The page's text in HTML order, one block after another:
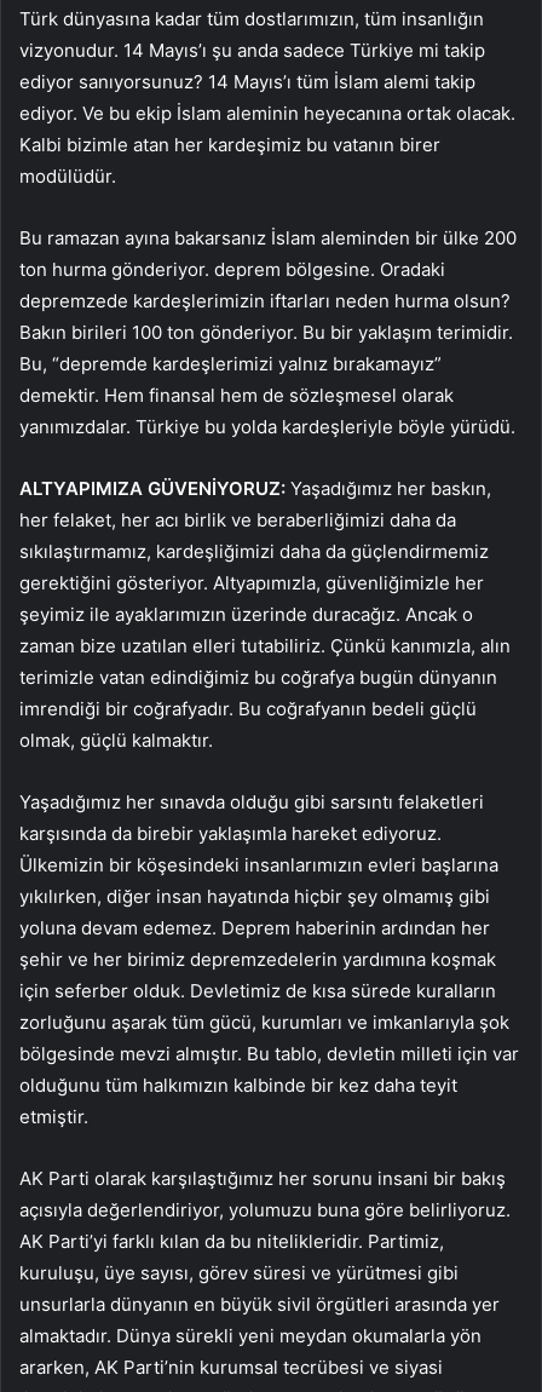
Türk dünyasına kadar tüm dostlarımızın, tüm insanlığın
vizyonudur. 14 Mayıs’ı şu anda sadece Türkiye mi takip
ediyor sanıyorsunuz? 14 Mayıs’ı tüm İslam alemi takip
ediyor. Ve bu ekip İslam aleminin heyecanına ortak olacak.
Kalbi bizimle atan her kardeşimiz bu vatanın birer
modülüdür.
Bu ramazan ayına bakarsanız İslam aleminden bir ülke 200
ton hurma gönderiyor. deprem bölgesine. Oradaki
depremzede kardeşlerimizin iftarları neden hurma olsun?
Bakın birileri 100 ton gönderiyor. Bu bir yaklaşım terimidir.
Bu, “depremde kardeşlerimizi yalnız bırakamayız”
demektir. Hem finansal hem de sözleşmesel olarak
yanımızdalar. Türkiye bu yolda kardeşleriyle böyle yürüdü.
ALTYAPIMIZA GÜVENİYORUZ: Yaşadığımız her baskın,
her felaket, her acı birlik ve beraberliğimizi daha da
sıkılaştırmamız, kardeşliğimizi daha da güçlendirmemiz
gerektiğini gösteriyor. Altyapımızla, güvenliğimizle her
şeyimiz ile ayaklarımızın üzerinde duracağız. Ancak o
zaman bize uzatılan elleri tutabiliriz. Çünkü kanımızla, alın
terimizle vatan edindiğimiz bu coğrafya bugün dünyanın
imrendiği bir coğrafyadır. Bu coğrafyanın bedeli güçlü
olmak, güçlü kalmaktır.
Yaşadığımız her sınavda olduğu gibi sarsıntı felaketleri
karşısında da birebir yaklaşımla hareket ediyoruz.
Ülkemizin bir köşesindeki insanlarımızın evleri başlarına
yıkılırken, diğer insan hayatında hiçbir şey olmamış gibi
yoluna devam edemez. Deprem haberinin ardından her
şehir ve her birimiz depremzedelerin yardımına koşmak
için seferber olduk. Devletimiz de kısa sürede kuralların
zorluğunu aşarak tüm gücü, kurumları ve imkanlarıyla şok
bölgesinde mevzi almıştır. Bu tablo, devletin milleti için var
olduğunu tüm halkımızın kalbinde bir kez daha teyit
etmiştir.
AK Parti olarak karşılaştığımız her sorunu insani bir bakış
açısıyla değerlendiriyor, yolumuzu buna göre belirliyoruz.
AK Parti’yi farklı kılan da bu nitelikleridir. Partimiz,
kuruluşu, üye sayısı, görev süresi ve yürütmesi gibi
unsurlarla dünyanın en büyük sivil örgütleri arasında yer
almaktadır. Dünya sürekli yeni meydan okumalarla yön
ararken, AK Parti’nin kurumsal tecrübesi ve siyasi